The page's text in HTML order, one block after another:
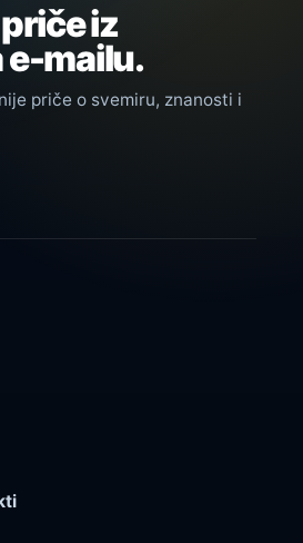
iz
e-mailu.
priče o svemiru, znanosti i